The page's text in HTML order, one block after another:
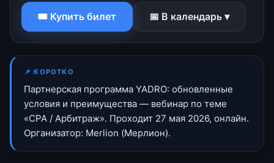
🎟 Купить билет 📅 В календарь ▾
📌 КОРОТКО
Партнерская программа YADRO: обновленные
условия и преимущества — вебинар по теме
«CPA / Арбитраж». Проходит 27 мая 2026, онлайн.
Организатор: Merlion (Мерлион).